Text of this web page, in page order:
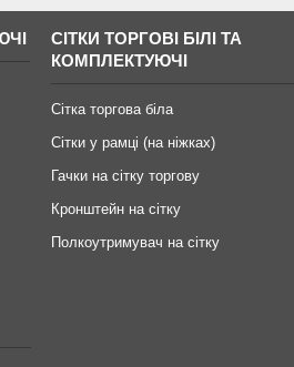
СІТКИ ТОРГОВІ БІЛІ ТА
КОМПЛЕКТУЮЧІ
Сітка торгова біла
Сітки у рамці (на ніжках)
Гачки на сітку торгову
Кронштейн на сітку
Полкоутримувач на сітку